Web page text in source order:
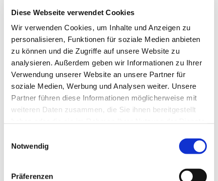
Diese Webseite verwendet Cookies
Wir verwenden Cookies, um Inhalte und Anzeigen zu
personalisieren, Funktionen für soziale Medien anbieten
zu können und die Zugriffe auf unsere Website zu
analysieren. Außerdem geben wir Informationen zu Ihrer
Verwendung unserer Website an unsere Partner für
soziale Medien, Werbung und Analysen weiter. Unsere
Partner führen diese Informationen möglicherweise mit
weiteren Daten zusammen, die Sie ihnen bereitgestellt
Notwendig
Präferenzen
Dies könnte Sie auch
interessieren